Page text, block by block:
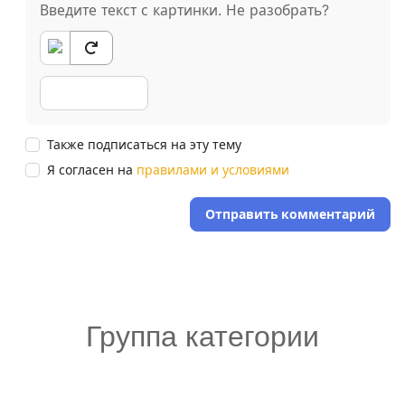
Введите текст с картинки. Не разобрать?
Также подписаться на эту тему
Я согласен на правилами и условиями
Отправить комментарий
Группа категории